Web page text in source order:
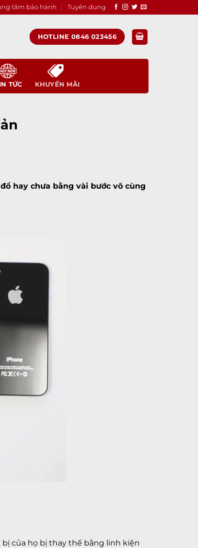
tâm bảo hành Tuyển dụng
HOTLINE 0846 023456
TỨC KHUYẾN MÃI
hay chưa bằng vài bước vô cùng
bị của họ bị thay thế bằng linh kiện